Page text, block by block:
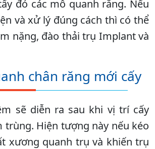
đỏ các mô quanh răng. Nếu
và xử lý đúng cách thì có thể
nặng, đào thải trụ Implant và
chân răng mới cấy
sẽ diễn ra sau khi vị trí cấy
trùng. Hiện tượng này nếu kéo
xương quanh trụ và khiến trụ